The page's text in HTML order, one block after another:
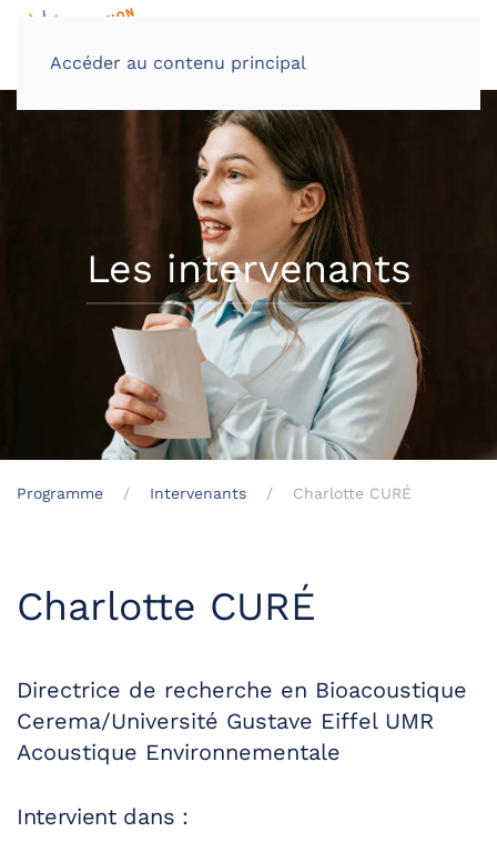
Accéder au contenu principal
Les intervenants
Programme Intervenants Charlotte CURÉ
Charlotte CURÉ
Directrice de recherche en Bioacoustique
Cerema/Université Gustave Eiffel UMR
Acoustique Environnementale
Intervient dans :